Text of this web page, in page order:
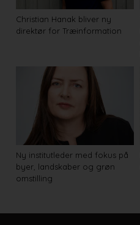
Christian Hanak bliver ny
direktør for Træinformation
Ny institutleder med fokus på
byer, landskaber og grøn
omstilling